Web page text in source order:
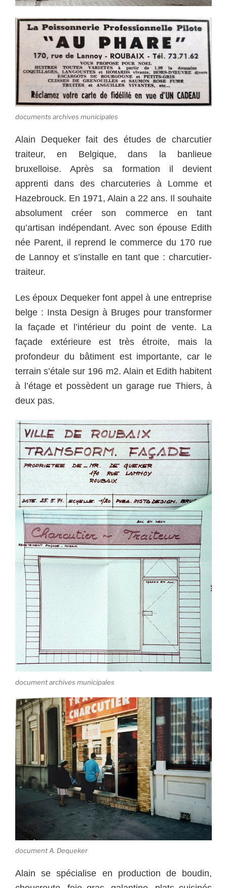
documents archives municipales
Alain Dequeker fait des études de charcutier
traiteur, en Belgique, dans la banlieue
bruxelloise. Après sa formation il devient
apprenti dans des charcuteries à Lomme et
Hazebrouck. En 1971, Alain a 22 ans. Il souhaite
absolument créer son commerce en tant
qu’artisan indépendant. Avec son épouse Edith
née Parent, il reprend le commerce du 170 rue
de Lannoy et s’installe en tant que : charcutier-
traiteur.
Les époux Dequeker font appel à une entreprise
belge : Insta Design à Bruges pour transformer
la façade et l’intérieur du point de vente. La
façade extérieure est très étroite, mais la
profondeur du bâtiment est importante, car le
terrain s’étale sur 196 m2. Alain et Edith habitent
à l’étage et possèdent un garage rue Thiers, à
deux pas.
document archives municipales
document A. Dequeker
Alain se spécialise en production de boudin,